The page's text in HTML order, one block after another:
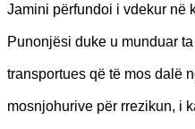
Jamini përfundoi i vdekur në
Punonjësi duke u munduar
transportues që të mos dalë
mosnjohurive për rrezikun, i